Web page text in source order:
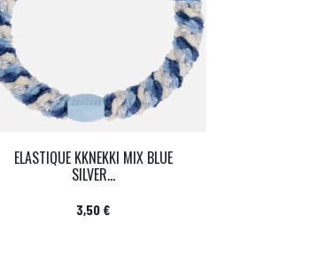
ELASTIQUE KKNEKKI MIX BLUE
SILVER...
Prix
3,50 €